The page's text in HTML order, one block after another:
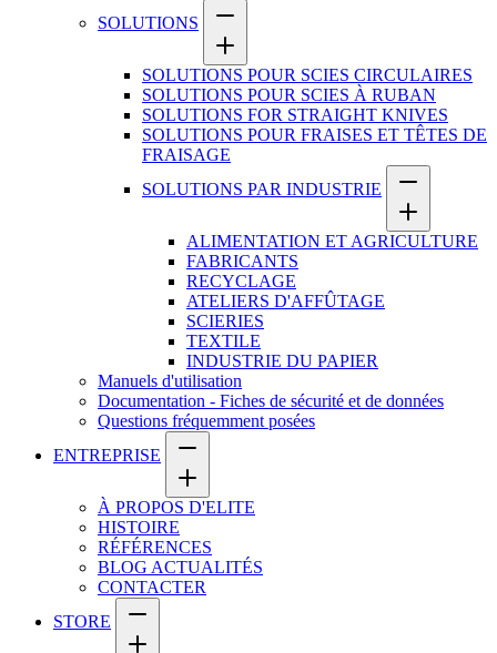
SOLUTIONS
SOLUTIONS POUR SCIES CIRCULAIRES
SOLUTIONS POUR SCIES À RUBAN
SOLUTIONS FOR STRAIGHT KNIVES
SOLUTIONS POUR FRAISES ET TÊTES DE
FRAISAGE
SOLUTIONS PAR INDUSTRIE
ALIMENTATION ET AGRICULTURE
FABRICANTS
RECYCLAGE
ATELIERS D'AFFÛTAGE
SCIERIES
TEXTILE
INDUSTRIE DU PAPIER
Manuels d'utilisation
Documentation - Fiches de sécurité et de données
Questions fréquemment posées
ENTREPRISE
À PROPOS D'ELITE
HISTOIRE
RÉFÉRENCES
BLOG ACTUALITÉS
CONTACTER
STORE